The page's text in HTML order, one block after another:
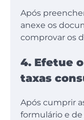
Após
anexe os
comprovar os
4. Efetue
taxas
Após cumprir
formulário e